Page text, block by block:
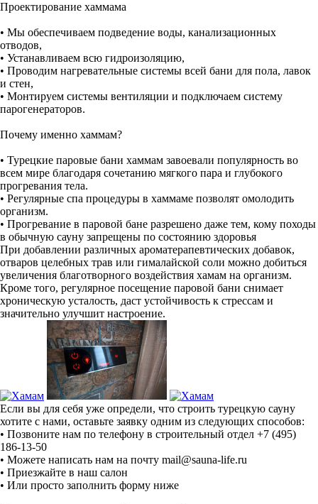
Проектирование хаммама
• Мы обеспечиваем подведение воды, канализационных
отводов,
• Устанавливаем всю гидроизоляцию,
• Проводим нагревательные системы всей бани для пола, лавок
и стен,
• Монтируем системы вентиляции и подключаем систему
парогенераторов.
Почему именно хаммам?
• Турецкие паровые бани хаммам завоевали популярность во
всем мире благодаря сочетанию мягкого пара и глубокого
прогревания тела.
• Регулярные спа процедуры в хаммаме позволят омолодить
организм.
• Прогревание в паровой бане разрешено даже тем, кому походы
в обычную сауну запрещены по состоянию здоровья
При добавлении различных ароматерапевтических добавок,
отваров целебных трав или гималайской соли можно добиться
увеличения благотворного воздействия хамам на организм.
Кроме того, регулярное посещение паровой бани снимает
хроническую усталость, даст устойчивость к стрессам и
значительно улучшит настроение.
Если вы для себя уже определи, что строить турецкую сауну
хотите с нами, оставьте заявку одним из следующих способов:
• Позвоните нам по телефону в строительный отдел +7 (495)
186-13-50
• Можете написать нам на почту mail@sauna-life.ru
• Приезжайте в наш салон
• Или просто заполнить форму ниже